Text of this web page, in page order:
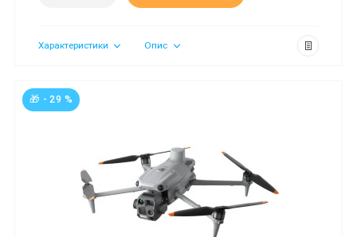
Характеристики Опис
🎁 - 29 %